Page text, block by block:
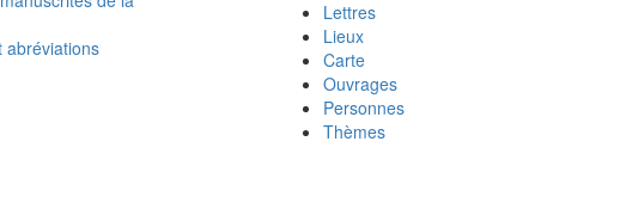
abréviations
Lettres
Lieux
Carte
Ouvrages
Personnes
Thèmes